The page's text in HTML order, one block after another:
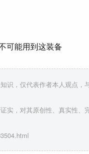
可能用到这装备
识，仅代表作者本人观点，
实，对其原创性、真实性、